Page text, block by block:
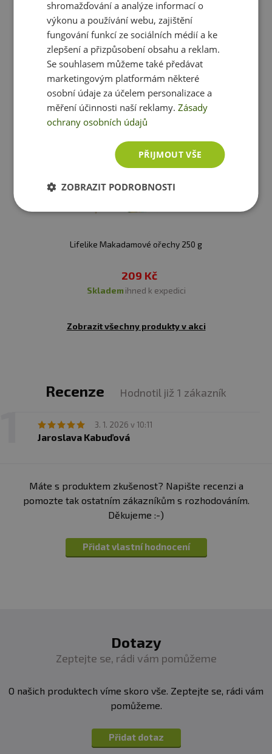
Minimální trvanlivost : viz obal
Ještě jste si nevybrali?
Doporučujeme vám podobné produkty
Lifelike Makadamové ořechy 250 g
209 Kč
skladem ihned k expedici
Zobrazit všechny produkty v akci
Recenze Hodnotil již 1 zákazník
3. 1. 2026 v 10:11
Jaroslava Kabuďová
Máte s produktem zkušenost? Napište recenzi a
pomozte tak ostatním zákazníkům s rozhodováním.
Děkujeme :-)
Přidat vlastní hodnocení
Dotazy
Zeptejte se, rádi vám pomůžeme
O našich produktech víme skoro vše. Zeptejte se, rádi vám
pomůžeme.
Přidat dotaz
shromažďování a analýze informací o
výkonu a používání webu, zajištění
fungování funkcí ze sociálních médií a ke
zlepšení a přizpůsobení obsahu a reklam.
Se souhlasem můžeme také předávat
marketingovým platformám některé
osobní údaje za účelem personalizace a
měření účinnosti naší reklamy.Zásady
ochrany osobních údajů
PŘIJMOUT VŠE
ZOBRAZIT PODROBNOSTI